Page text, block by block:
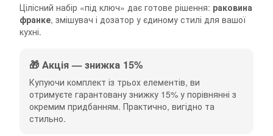
Цілісний набір «під ключ» дає готове рішення: раковина
франке, змішувач і дозатор у єдиному стилі для вашої
кухні.
🎁 Акція — знижка 15%
Купуючи комплект із трьох елементів, ви
отримуєте гарантовану знижку 15% у порівнянні з
окремим придбанням. Практично, вигідно та
стильно.